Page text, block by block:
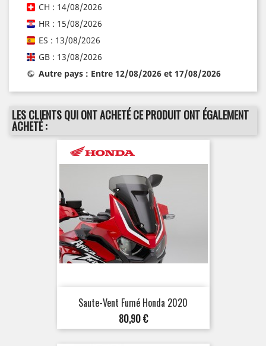
CH : 14/08/2026
HR : 15/08/2026
ES : 13/08/2026
GB : 13/08/2026
Autre pays : Entre 12/08/2026 et 17/08/2026
LES CLIENTS QUI ONT ACHETÉ CE PRODUIT ONT ÉGALEMENT
ACHETÉ :
Saute-Vent Fumé Honda 2020
Prix
80,90 €